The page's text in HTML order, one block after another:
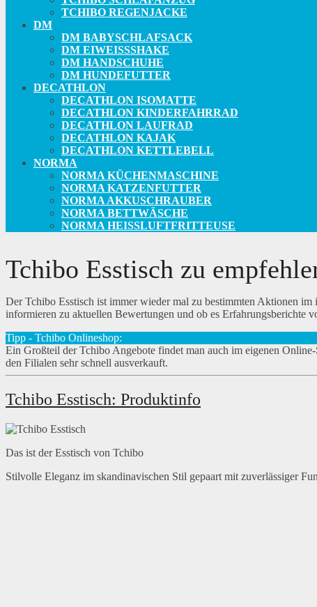
TCHIBO REGENJACKE
DM
DM BABYSCHLAFSACK
DM EIWEISSSHAKE
DM HANDSCHUHE
DM HUNDEFUTTER
DECATHLON
DECATHLON ISOMATTE
DECATHLON KINDERFAHRRAD
DECATHLON LAUFRAD
DECATHLON KAJAK
DECATHLON KETTLEBELL
NORMA
NORMA KÜCHENMASCHINE
NORMA KATZENFUTTER
NORMA AKKUSCHRAUBER
NORMA BETTWÄSCHE
NORMA HEISSLUFTFRITTEUSE
Tchibo Esstisch zu
Der Tchibo Esstisch ist immer wieder mal zu bestimmten Aktionen
informieren zu aktuellen Bewertungen und ob es Erfahrungsberichte
Tipp - Tchibo Onlineshop:
Ein Großteil der Tchibo Angebote findet man auch im eigenen
den Filialen sehr schnell ausverkauft.
Tchibo Esstisch: Produktinfo
Das ist der Esstisch von Tchibo
Stilvolle Eleganz im skandinavischen Stil gepaart mit zuverlässiger